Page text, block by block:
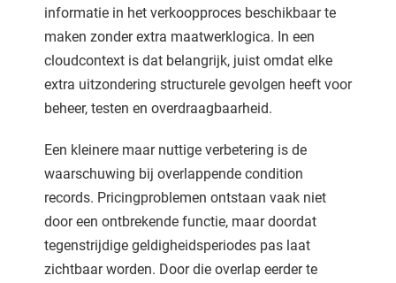
informatie in het verkoopproces beschikbaar te
maken zonder extra maatwerklogica. In een
cloudcontext is dat belangrijk, juist omdat elke
extra uitzondering structurele gevolgen heeft voor
beheer, testen en overdraagbaarheid.
Een kleinere maar nuttige verbetering is de
waarschuwing bij overlappende condition
records. Pricingproblemen ontstaan vaak niet
door een ontbrekende functie, maar doordat
tegenstrijdige geldigheidsperiodes pas laat
zichtbaar worden. Door die overlap eerder te